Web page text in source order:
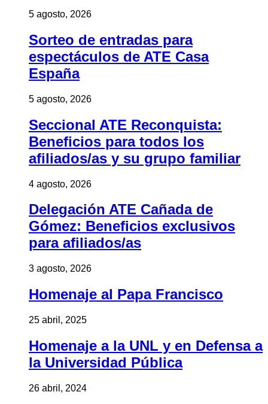
5 agosto, 2026
Sorteo de entradas para
espectáculos de ATE Casa
España
5 agosto, 2026
Seccional ATE Reconquista:
Beneficios para todos los
afiliados/as y su grupo familiar
4 agosto, 2026
Delegación ATE Cañada de
Gómez: Beneficios exclusivos
para afiliados/as
3 agosto, 2026
Homenaje al Papa Francisco
25 abril, 2025
Homenaje a la UNL y en Defensa a
la Universidad Pública
26 abril, 2024